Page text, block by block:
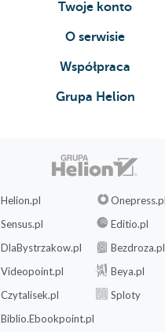
Twoje konto
O serwisie
Współpraca
Grupa Helion
Helion.pl
Onepress.pl
Sensus.pl
Editio.pl
DlaBystrzakow.pl
Bezdroza.pl
Videopoint.pl
Beya.pl
Czytalisek.pl
Sploty
Biblio.Ebookpoint.pl